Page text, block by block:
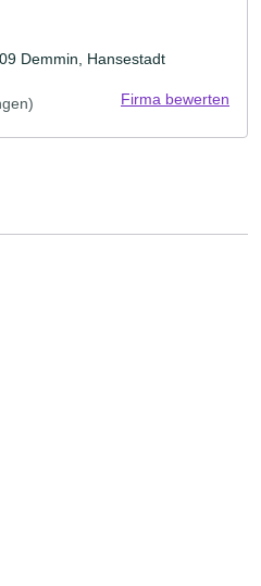
Demmin, Hansestadt
Firma bewerten